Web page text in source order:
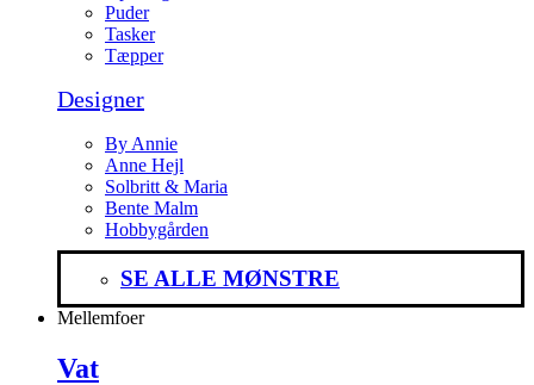
Puder
Tasker
Tæpper
Designer
By Annie
Anne Hejl
Solbritt & Maria
Bente Malm
Hobbygården
SE ALLE MØNSTRE
Mellemfoer
Vat